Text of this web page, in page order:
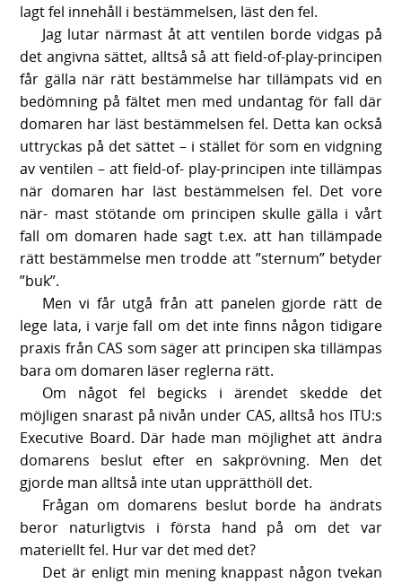
lagt fel innehåll i bestämmelsen, läst den fel.
Jag lutar närmast åt att ventilen borde vidgas på
det angivna sättet, alltså så att field-of-play-principen
får gälla när rätt bestämmelse har tillämpats vid en
bedömning på fältet men med undantag för fall där
domaren har läst bestämmelsen fel. Detta kan också
uttryckas på det sättet – i stället för som en vidgning
av ventilen – att field-of- play-principen inte tillämpas
när domaren har läst bestämmelsen fel. Det vore
när- mast stötande om principen skulle gälla i vårt
fall om domaren hade sagt t.ex. att han tillämpade
rätt bestämmelse men trodde att ”sternum” betyder
”buk”.
Men vi får utgå från att panelen gjorde rätt de
lege lata, i varje fall om det inte finns någon tidigare
praxis från CAS som säger att principen ska tillämpas
bara om domaren läser reglerna rätt.
Om något fel begicks i ärendet skedde det
möjligen snarast på nivån under CAS, alltså hos ITU:s
Executive Board. Där hade man möjlighet att ändra
domarens beslut efter en sakprövning. Men det
gjorde man alltså inte utan upprätthöll det.
Frågan om domarens beslut borde ha ändrats
beror naturligtvis i första hand på om det var
materiellt fel. Hur var det med det?
Det är enligt min mening knappast någon tvekan